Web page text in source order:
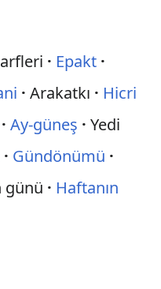
Epakt
Arakatkı
Hicri
Ay-güneş
Yedi
Gündönümü
günü
Haftanın